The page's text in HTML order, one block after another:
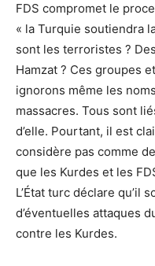
FDS compromet le
« la Turquie soutiendra
sont les terroristes ?
Hamzat ? Ces groupes
ignorons même les
massacres. Tous sont
d’elle. Pourtant, il est
considère pas comme
que les Kurdes et les
L’État turc déclare qu’il
d’éventuelles attaques
contre les Kurdes.